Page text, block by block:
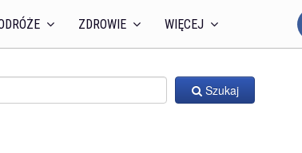
ZDROWIE WIĘCEJ
Szukaj